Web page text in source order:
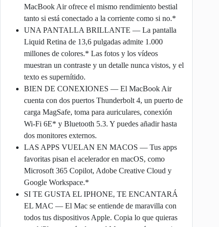
MacBook Air ofrece el mismo rendimiento bestial
tanto si está conectado a la corriente como si no.*
UNA PANTALLA BRILLANTE — La pantalla
Liquid Retina de 13,6 pulgadas admite 1.000
millones de colores.* Las fotos y los vídeos
muestran un contraste y un detalle nunca vistos, y el
texto es supernítido.
BIEN DE CONEXIONES — El MacBook Air
cuenta con dos puertos Thunderbolt 4, un puerto de
carga MagSafe, toma para auriculares, conexión
Wi-Fi 6E* y Bluetooth 5.3. Y puedes añadir hasta
dos monitores externos.
LAS APPS VUELAN EN MACOS — Tus apps
favoritas pisan el acelerador en macOS, como
Microsoft 365 Copilot, Adobe Creative Cloud y
Google Workspace.*
SI TE GUSTA EL IPHONE, TE ENCANTARÁ
EL MAC — El Mac se entiende de maravilla con
todos tus dispositivos Apple. Copia lo que quieras